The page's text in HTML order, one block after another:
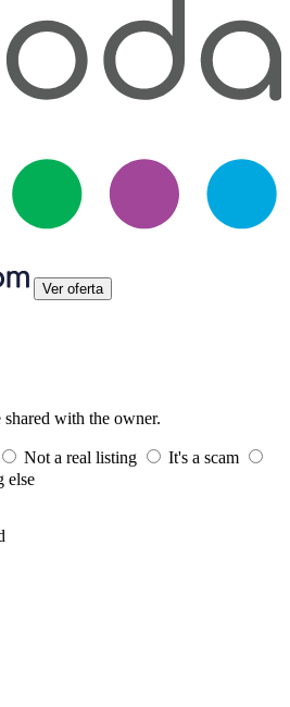
Ver oferta
with the owner.
Not a real listing
It's a scam
else